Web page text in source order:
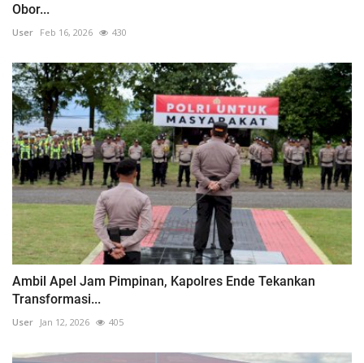
Obor...
User Feb 16, 2026 430
Ambil Apel Jam Pimpinan, Kapolres Ende Tekankan
Transformasi...
User Jan 12, 2026 405